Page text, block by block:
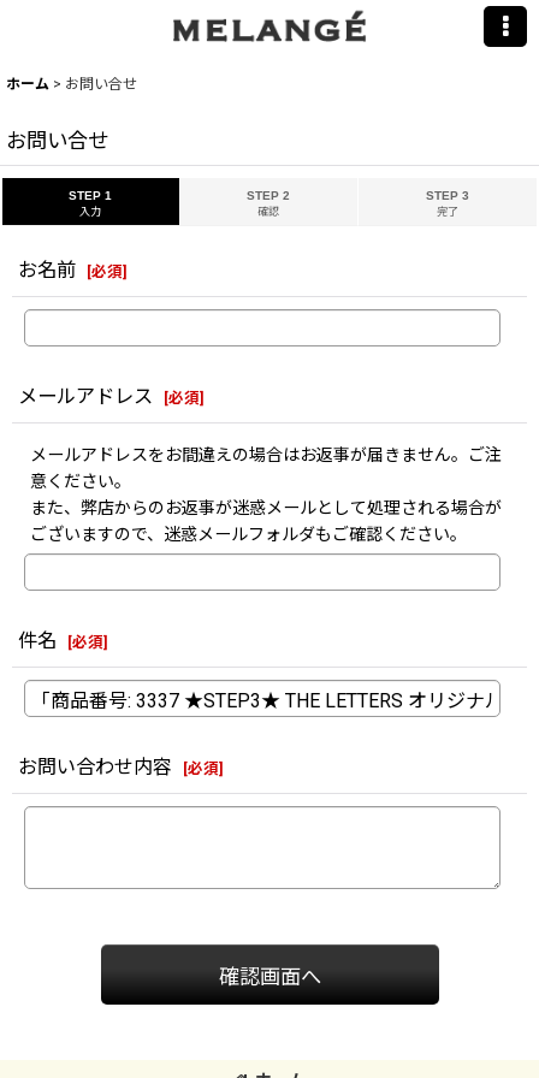
ホーム > お問い合せ
お問い合せ
STEP 1
入力
STEP 2
確認
STEP 3
完了
お名前 [必須]
メールアドレス [必須]
メールアドレスをお間違えの場合はお返事が届きません。ご注
意ください。
また、弊店からのお返事が迷惑メールとして処理される場合が
ございますので、迷惑メールフォルダもご確認ください。
件名 [必須]
お問い合わせ内容 [必須]
確認画面へ